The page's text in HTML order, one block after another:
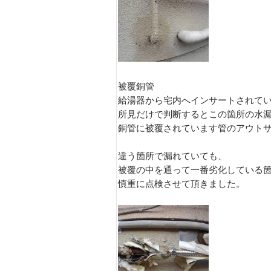
被覆銅管
給湯器から宅内へインサートされて
所見だけで判断するとこの箇所の水
銅管に被覆されています管のアウト
違う箇所で漏れていても、
被覆の中を通って一番劣化している
慎重に点検させて頂きました。